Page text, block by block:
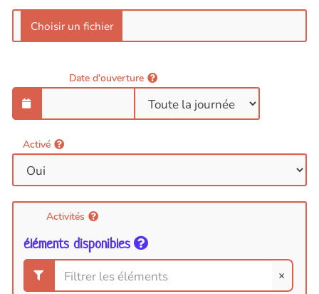
Date d'ouverture
Activé
Activités
éléments disponibles
×